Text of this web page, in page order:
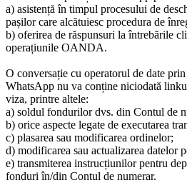
a) asistență în timpul procesului de
pașilor care alcătuiesc procedura de
b) oferirea de răspunsuri la întrebările
operațiunile OANDA.
O conversație cu operatorul de date
WhatsApp nu va conține niciodată
viza, printre altele:
a) soldul fondurilor dvs. din Contul de
b) orice aspecte legate de executarea
c) plasarea sau modificarea ordinelor;
d) modificarea sau actualizarea datelor
e) transmiterea instrucțiunilor pentru
fonduri în/din Contul de numerar.